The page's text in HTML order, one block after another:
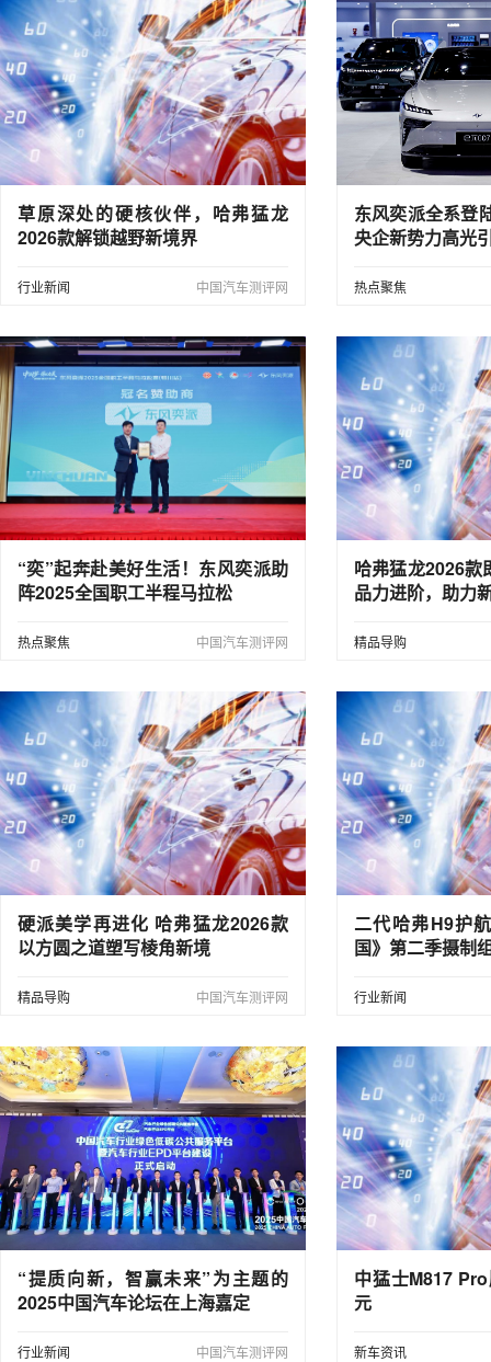
草原深处的硬核伙伴，哈弗猛龙
2026款解锁越野新境界
行业新闻 中国汽车测评网
东风奕派全系登
央企新势力高光
热点聚焦
“奕”起奔赴美好生活！东风奕派助
阵2025全国职工半程马拉松
热点聚焦 中国汽车测评网
哈弗猛龙2026款
品力进阶，助力
精品导购
硬派美学再进化 哈弗猛龙2026款
以方圆之道塑写棱角新境
精品导购 中国汽车测评网
二代哈弗H9护
国》第二季摄制
行业新闻
“提质向新，智赢未来”为主题的
2025中国汽车论坛在上海嘉定
行业新闻 中国汽车测评网
中猛士M817
元
新车资讯